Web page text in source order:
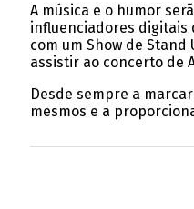
A música e o humor
influenciadores digitais
com um Show de
assistir ao concerto de
Desde sempre a
mesmos e a